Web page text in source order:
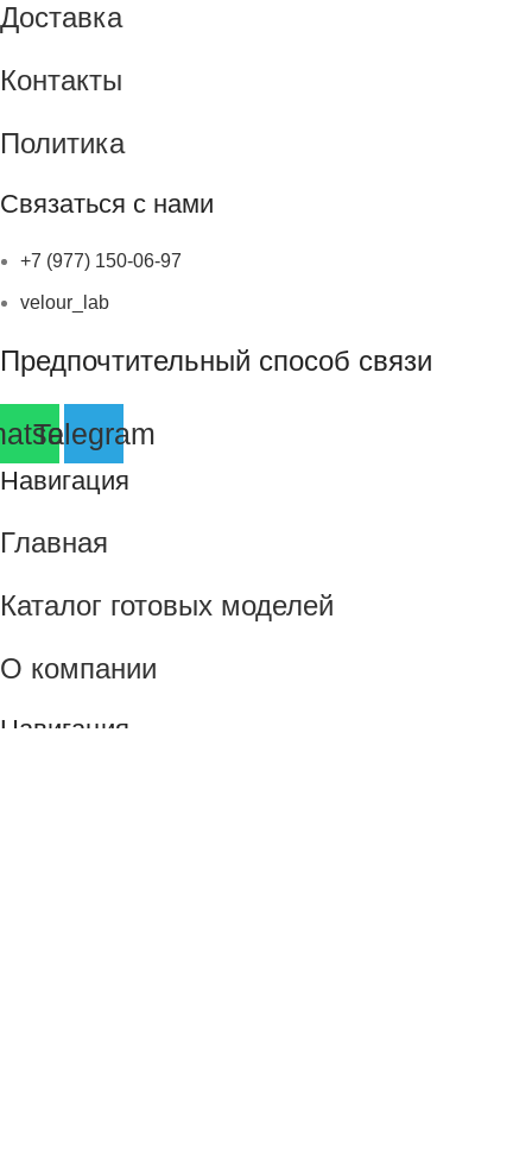
Доставка
Контакты
Политика
Связаться с нами
+7 (977) 150-06-97
velour_lab
Предпочтительный способ связи
Telegram
Навигация
Главная
Каталог готовых моделей
О компании
Навигация